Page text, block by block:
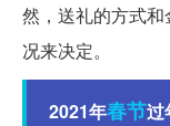
然，送礼的方式
况来决定。
2021年春节过